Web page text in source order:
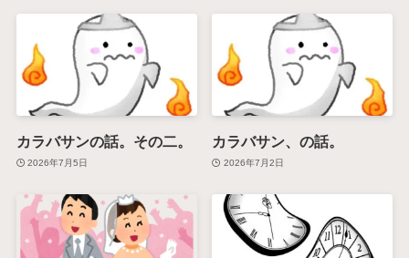
カラバサンの話。その二。
2026年7月5日
カラバサン、の話。
2026年7月2日